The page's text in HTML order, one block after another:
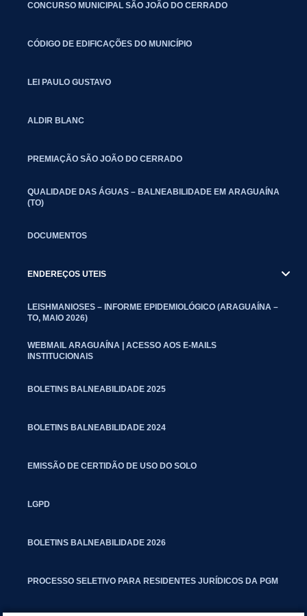
CONCURSO MUNICIPAL SÃO JOÃO DO CERRADO
CÓDIGO DE EDIFICAÇÕES DO MUNICÍPIO
LEI PAULO GUSTAVO
ALDIR BLANC
PREMIAÇÃO SÃO JOÃO DO CERRADO
QUALIDADE DAS ÁGUAS – BALNEABILIDADE EM ARAGUAÍNA
(TO)
DOCUMENTOS
ENDEREÇOS UTEIS
LEISHMANIOSES – INFORME EPIDEMIOLÓGICO (ARAGUAÍNA –
TO, MAIO 2026)
WEBMAIL ARAGUAÍNA | ACESSO AOS E-MAILS
INSTITUCIONAIS
BOLETINS BALNEABILIDADE 2025
BOLETINS BALNEABILIDADE 2024
EMISSÃO DE CERTIDÃO DE USO DO SOLO
LGPD
BOLETINS BALNEABILIDADE 2026
PROCESSO SELETIVO PARA RESIDENTES JURÍDICOS DA PGM